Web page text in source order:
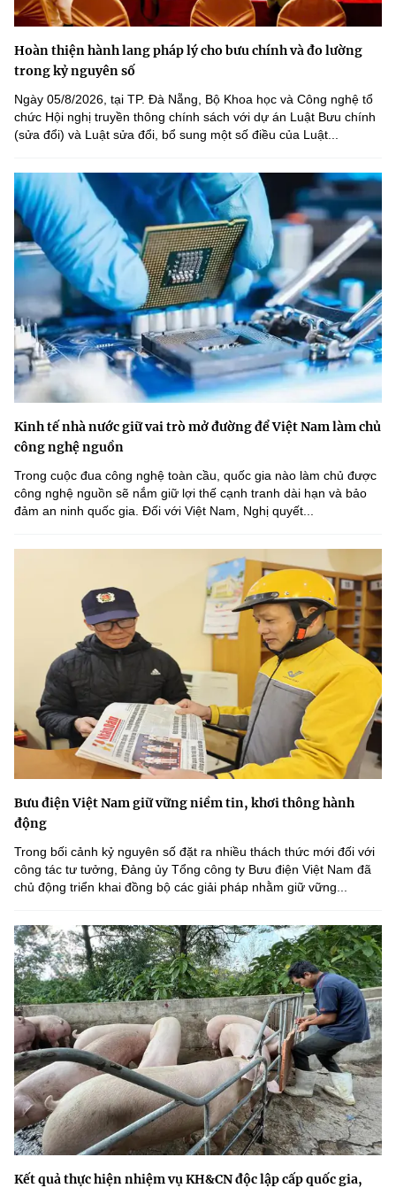
Hoàn thiện hành lang pháp lý cho bưu chính và đo lường
trong kỷ nguyên số
Ngày 05/8/2026, tại TP. Đà Nẵng, Bộ Khoa học và Công nghệ tổ
chức Hội nghị truyền thông chính sách với dự án Luật Bưu chính
(sửa đổi) và Luật sửa đổi, bổ sung một số điều của Luật...
Kinh tế nhà nước giữ vai trò mở đường để Việt Nam làm chủ
công nghệ nguồn
Trong cuộc đua công nghệ toàn cầu, quốc gia nào làm chủ được
công nghệ nguồn sẽ nắm giữ lợi thế cạnh tranh dài hạn và bảo
đảm an ninh quốc gia. Đối với Việt Nam, Nghị quyết...
Bưu điện Việt Nam giữ vững niềm tin, khơi thông hành
động
Trong bối cảnh kỷ nguyên số đặt ra nhiều thách thức mới đối với
công tác tư tưởng, Đảng ủy Tổng công ty Bưu điện Việt Nam đã
chủ động triển khai đồng bộ các giải pháp nhằm giữ vững...
Kết quả thực hiện nhiệm vụ KH&CN độc lập cấp quốc gia,